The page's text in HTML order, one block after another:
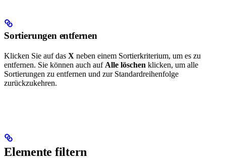
Sortierungen entfernen
Klicken Sie auf das X neben einem Sortierkriterium, um es zu
entfernen. Sie können auch auf Alle löschen klicken, um alle
Sortierungen zu entfernen und zur Standardreihenfolge
zurückzukehren.
Elemente filtern